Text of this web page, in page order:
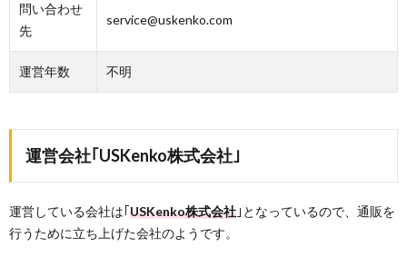
問い合わせ
先
service@uskenko.com
運営年数 不明
運営会社｢USKenko株式会社｣
運営している会社は｢USKenko株式会社 ｣となっているので、通販を
行うために立ち上げた会社のようです。